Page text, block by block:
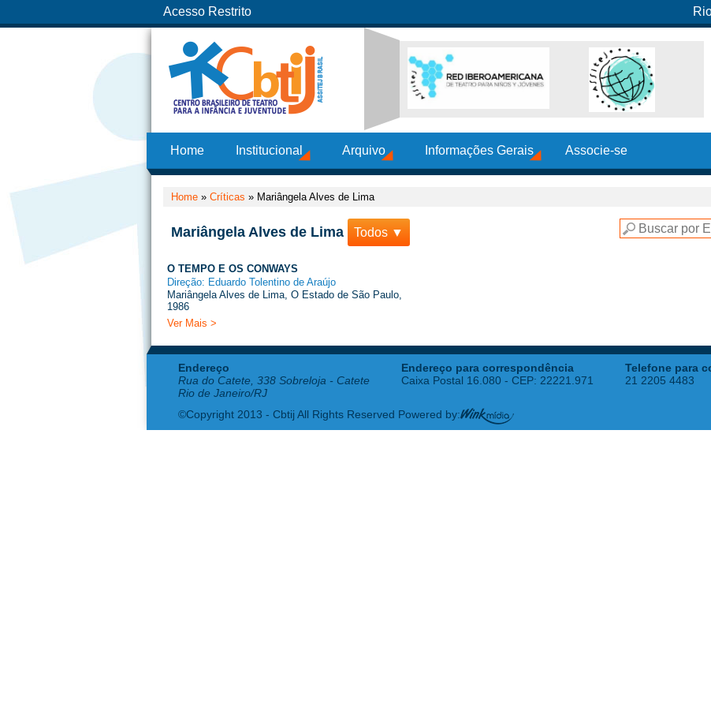
Acesso Restrito
Home Institucional Arquivo Informações Gerais Associe-se
Home » Críticas » Mariângela Alves de Lima
Mariângela Alves de Lima Todos ▼
O TEMPO E OS CONWAYS
Direção: Eduardo Tolentino de Araújo
Mariângela Alves de Lima, O Estado de São Paulo,
1986
Ver Mais >
Endereço
Rua do Catete, 338 Sobreloja - Catete
Rio de Janeiro/RJ
Endereço para correspondência
Caixa Postal 16.080 - CEP: 22221.971
Telefone para
21 2205 4483
©Copyright 2013 - Cbtij All Rights Reserved Powered by: